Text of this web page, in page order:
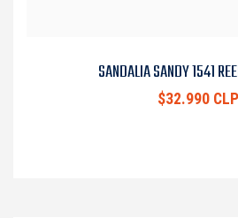
SANDALIA SANDY 1541
$32.990 CLP